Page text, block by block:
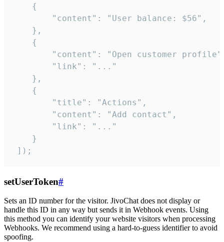
    {
        "content": "User balance: $56",
    },
    {
"content": "Open customer
        "link": "..."
    },
    {
        "title": "Actions",
        "content": "Add contact",
        "link": "..."
    }
]);
setUserToken#
Sets an ID number for the visitor. JivoChat does not display or
handle this ID in any way but sends it in Webhook events. Using
this method you can identify your website visitors when processing
Webhooks. We recommend using a hard-to-guess identifier to avoid
spoofing.